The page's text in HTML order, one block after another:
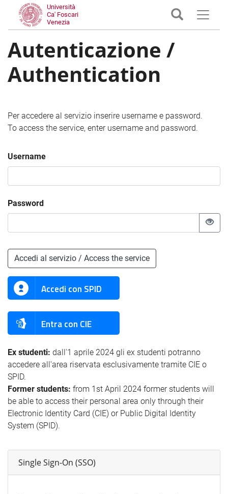
Università
Ca' Foscari
Venezia
Autenticazione /
Authentication
Per accedere al servizio inserire username e password.
To access the service, enter username and password.
Username
Password
Accedi al servizio / Access the service
Accedi con SPID
Entra con CIE
Ex studenti: dall'1 aprile 2024 gli ex studenti potranno
accedere all'area riservata esclusivamente tramite CIE o
SPID.
Former students: from 1st April 2024 former students will
be able to access their personal area only through their
Electronic Identity Card (CIE) or Public Digital Identity
System (SPID).
Single Sign-On (SSO)